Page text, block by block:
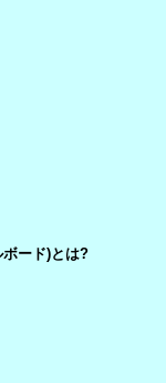
ード)とは?